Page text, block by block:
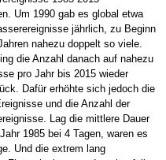
Um 1990 gab es global etwa
jährlich, zu Beginn
nahezu doppelt so viele.
die Anzahl danach auf nahezu
pro Jahr bis 2015 wieder
Dafür erhöhte sich jedoch die
und die Anzahl der
Lag die mittlere Dauer
1985 bei 4 Tagen, waren es
Und die extrem lang